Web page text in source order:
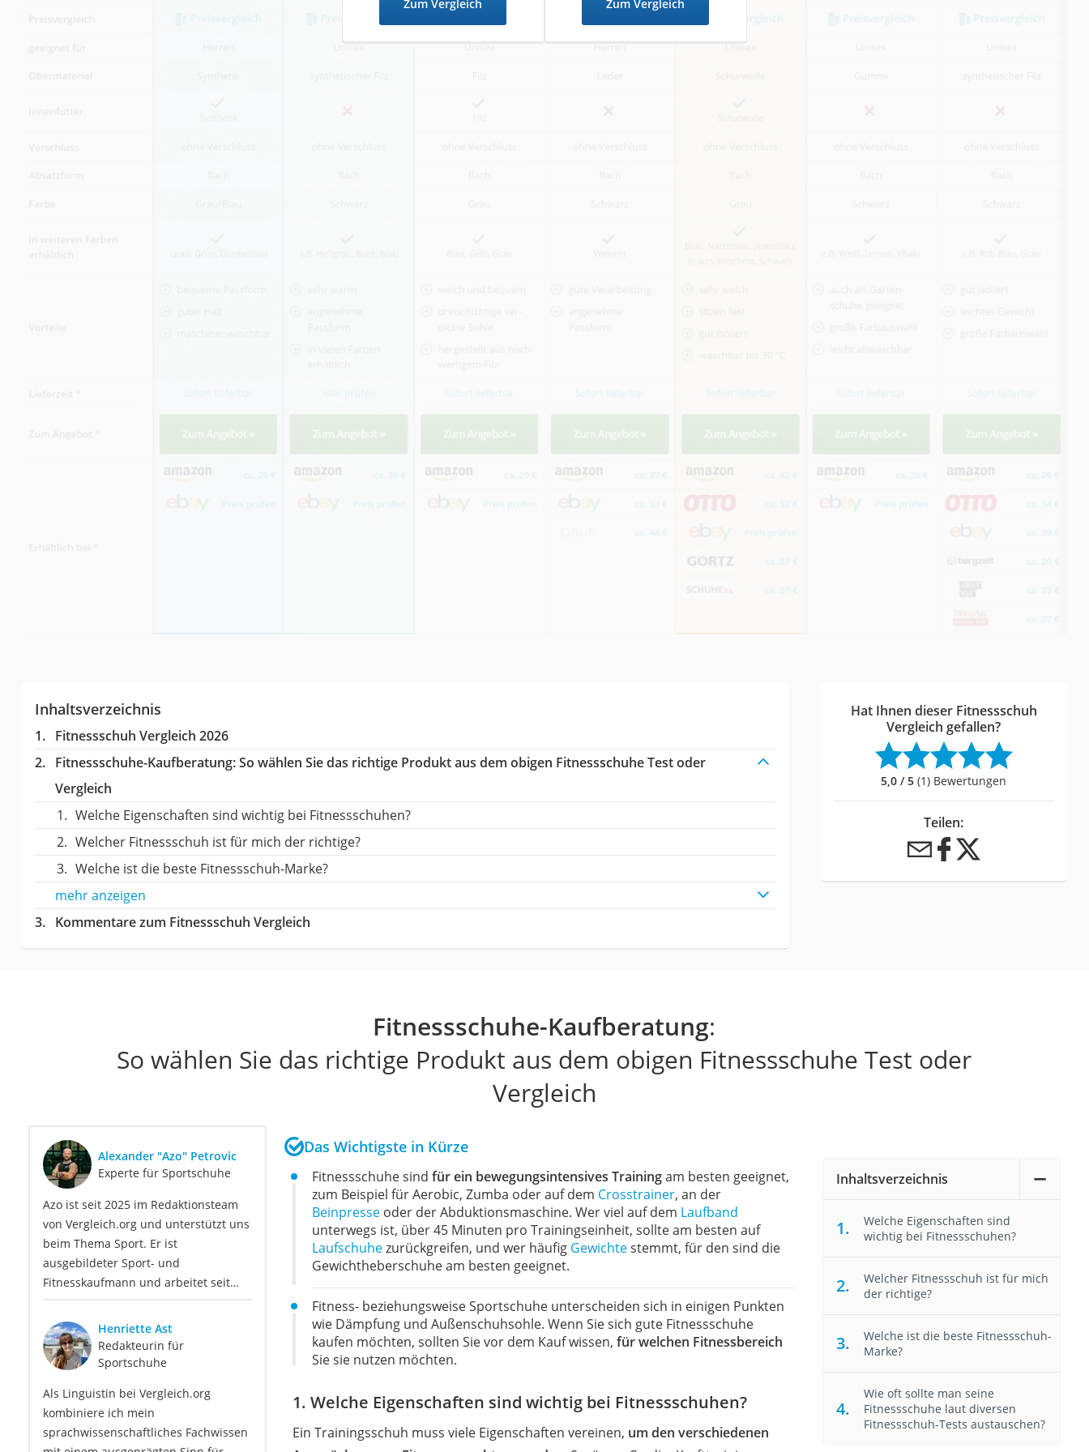
Zum Vergleich Zum Vergleich
Inhaltsverzeichnis
Fitnessschuh Vergleich 2026
Fitnessschuhe-Kaufberatung: So wählen Sie das richtige Produkt aus dem obigen Fitnessschuhe Test oder
Vergleich
Welche Eigenschaften sind wichtig bei Fitnessschuhen?
Welcher Fitnessschuh ist für mich der richtige?
Welche ist die beste Fitnessschuh-Marke?
mehr anzeigen
Kommentare zum Fitnessschuh Vergleich
Hat Ihnen dieser Fitnessschuh
Vergleich gefallen?
5,0 / 5 (1) Bewertungen
Teilen:
Fitnessschuhe-Kaufberatung:
So wählen Sie das richtige Produkt aus dem obigen Fitnessschuhe Test oder
Vergleich
Alexander "Azo" Petrovic
Experte für Sportschuhe
Azo ist seit 2025 im Redaktionsteam
von Vergleich.org und unterstützt uns
beim Thema Sport. Er ist
ausgebildeter Sport- und
Fitnesskaufmann und arbeitet seit
Personal Trainer, Fitnesscoach und
Studiobetreiber. Dabei legt er Wert
auf kontinuierliche Weiterbildungen
Sportwissenschaft, Athletiktraining
und Gerätekompetenz. Zusätzlich ist
Azo aktiver Wettkampfsportler (u. a.
Henriette Ast
Redakteurin für
Sportschuhe
Als Linguistin bei Vergleich.org
kombiniere ich mein
sprachwissenschaftliches Fachwissen
Das Wichtigste in Kürze
Fitnessschuhe sindfür ein bewegungsintensives Trainingam besten geeignet,
zum Beispiel für Aerobic, Zumba oder auf dem Crosstrainer, an der
Beinpresse oder der Abduktionsmaschine. Wer viel auf dem Laufband
unterwegs ist, über 45 Minuten pro Trainingseinheit, sollte am besten auf
Laufschuhezurückgreifen, und wer häufig Gewichtestemmt, für den sind die
Gewichtheberschuhe am besten geeignet.
Fitness- beziehungsweise Sportschuhe unterscheiden sich in einigen Punkten
wie Dämpfung und Außenschuhsohle. Wenn Sie sich gute Fitnessschuhe
kaufen möchten, sollten Sie vor dem Kauf wissen,für welchen Fitnessbereich
Sie sie nutzen möchten.
1. Welche Eigenschaften sind wichtig bei Fitnessschuhen?
Ein Trainingsschuh muss viele Eigenschaften vereinen, um den verschiedenen
Inhaltsverzeichnis
Welche Eigenschaften sind
wichtig bei Fitnessschuhen?
Welcher Fitnessschuh ist für mich
der richtige?
Welche ist die beste Fitnessschuh-
Marke?
Wie oft sollte man seine
Fitnessschuhe laut diversen
Fitnessschuh-Tests austauschen?